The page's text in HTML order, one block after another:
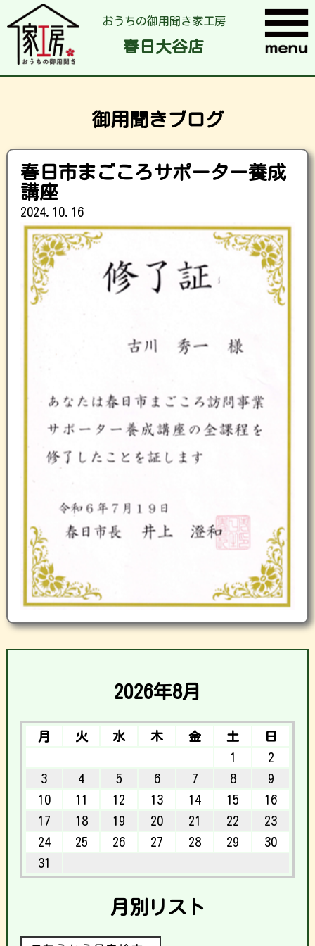
おうちの御用聞き家工房
春日大谷店
御用聞きブログ
春日市まごころサポーター養成
講座
2024.10.16
2026年8月
月 火 水 木 金 土
日
1
2
3
4 5 6 7 8
9
10
11 12 13 14 15
16
17
18 19 20 21 22
23
24
25 26 27 28 29
30
31
月別リスト